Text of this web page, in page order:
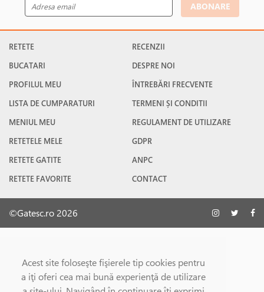
Acest site foloseşte fişierele tip cookies pentru
a iţi oferi cea mai bună experienţă de utilizare
ABONARE
RETETE
BUCATARI
PROFILUL MEU
LISTA DE CUMPARATURI
MENIUL MEU
RETETELE MELE
RETETE GATITE
RETETE FAVORITE
RECENZII
DESPRE NOI
ÎNTREBĂRI FRECVENTE
TERMENI ȘI CONDITII
REGULAMENT DE UTILIZARE
GDPR
ANPC
CONTACT
©Gatesc.ro 2026